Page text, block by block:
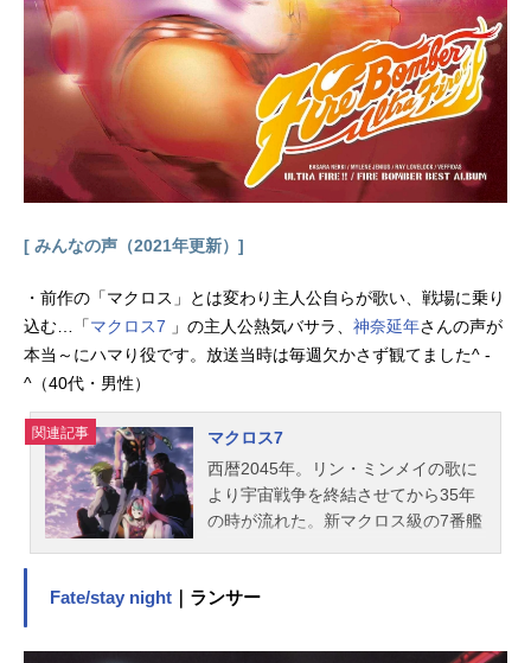
[ みんなの声（2021年更新）]
・前作の「マクロス」とは変わり主人公自らが歌い、戦場に乗り
込む…「マクロス7 」の主人公熱気バサラ、 神奈延年さんの声が
本当～にハマり役です。放送当時は毎週欠かさず観てました^ -
^（40代・男性）
関連記事
マクロス7
西暦2045年。リン・ミンメイの歌に
より宇宙戦争を終結させてから35年
の時が流れた。新マクロス級の7番艦
その船団内では100万人の人々が平和
る日、突如としてマクロス艦の前衛
Fate/stay night ｜ランサー